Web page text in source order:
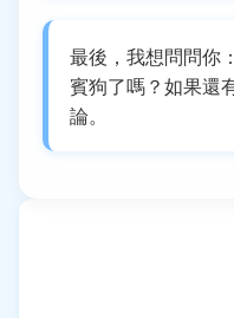
最後，我想問問你
賓狗了嗎？如果還
論。